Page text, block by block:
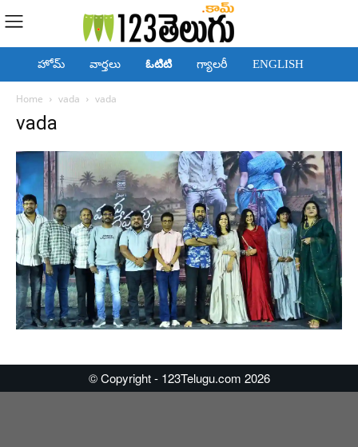
హోమ్ వార్తలు ఓటిటి గ్యాలరీ ENGLISH
Home vada vada
vada
© Copyright - 123Telugu.com 2026